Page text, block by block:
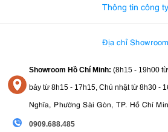
Thông tin công ty
Địa chỉ Showroom
Showroom Hồ Chí Minh: (8h15 - 19h00 từ
bảy từ 8h15 - 17h15, Chủ nhật từ 8h30 -
Nghĩa, Phường Sài Gòn, TP. Hồ Chí
0909.688.485